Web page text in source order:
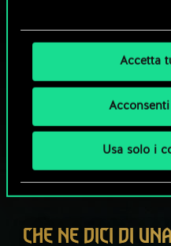
Accetta
Usa solo i
CHE NE DICI DI